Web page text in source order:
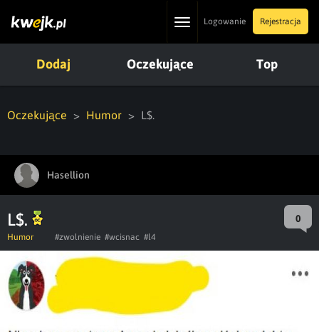
ToggleLogowanie Rejestracja
Dodaj Oczekujące Top
Oczekujące Humor L$.
Hasellion
L$. 0
Humor #zwolnienie #wcisnac #l4